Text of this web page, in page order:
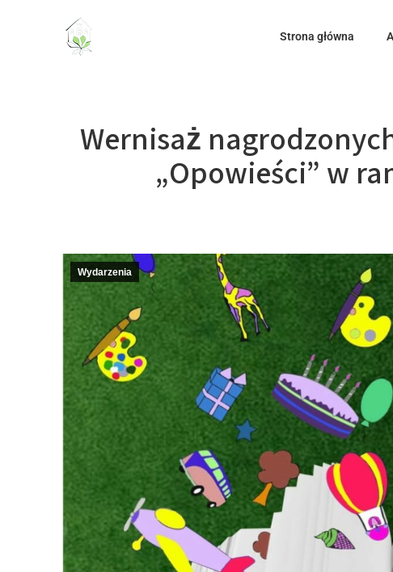
Strona główna
Wernisaż
„Opowieści” w
Wydarzenia